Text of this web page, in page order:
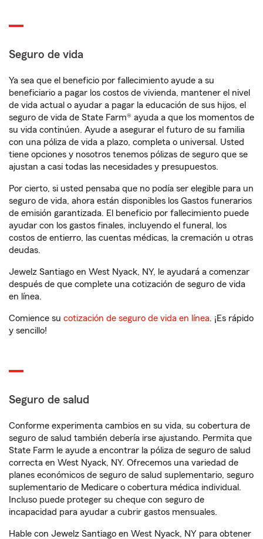
Seguro de vida
Ya sea que el beneficio por fallecimiento ayude a su
beneficiario a pagar los costos de vivienda, mantener el nivel
de vida actual o ayudar a pagar la educación de sus hijos, el
seguro de vida de State Farm® ayuda a que los momentos de
su vida continúen. Ayude a asegurar el futuro de su familia
con una póliza de vida a plazo, completa o universal. Usted
tiene opciones y nosotros tenemos pólizas de seguro que se
ajustan a casi todas las necesidades y presupuestos.
Por cierto, si usted pensaba que no podía ser elegible para un
seguro de vida, ahora están disponibles los Gastos funerarios
de emisión garantizada. El beneficio por fallecimiento puede
ayudar con los gastos finales, incluyendo el funeral, los
costos de entierro, las cuentas médicas, la cremación u otras
deudas.
Jewelz Santiago en West Nyack, NY, le ayudará a comenzar
después de que complete una cotización de seguro de vida
en línea.
Comience su cotización de seguro de vida en línea. ¡Es rápido
y sencillo!
Seguro de salud
Conforme experimenta cambios en su vida, su cobertura de
seguro de salud también debería irse ajustando. Permita que
State Farm le ayude a encontrar la póliza de seguro de salud
correcta en West Nyack, NY. Ofrecemos una variedad de
planes económicos de seguro de salud suplementario, seguro
suplementario de Medicare o cobertura médica individual.
Incluso puede proteger su cheque con seguro de
incapacidad para ayudar a cubrir gastos mensuales.
Hable con Jewelz Santiago en West Nyack, NY para obtener